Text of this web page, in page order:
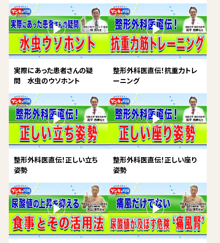
実際にあった患者さんの疑
問 水虫のウソホント
整形外科医直伝！抗重力トレ
ーニング
整形外科医直伝！正しい立ち
姿勢
整形外科医直伝！正しい座り
姿勢